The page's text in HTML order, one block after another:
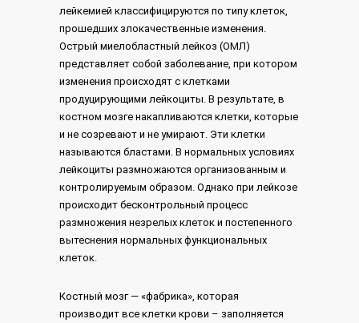
лейкемией классифицируются по типу клеток,
прошедших злокачественные изменения.
Острый миелобластный лейкоз (ОМЛ)
представляет собой заболевание, при котором
изменения происходят с клетками
продуцирующими лейкоциты. В результате, в
костном мозге накапливаются клетки, которые
и не созревают и не умирают. Эти клетки
называются бластами. В нормальных условиях
лейкоциты размножаются организованным и
контролируемым образом. Однако при лейкозе
происходит бесконтрольный процесс
размножения незрелых клеток и постепенного
вытеснения нормальных функциональных
клеток.
Костный мозг — «фабрика», которая
производит все клетки крови – заполняется